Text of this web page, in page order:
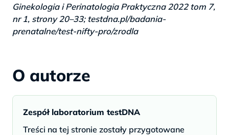
Ginekologia i Perinatologia Praktyczna 2022 tom 7,
nr 1, strony 20–33; testdna.pl/badania-
prenatalne/test-nifty-pro/zrodla
O autorze
Zespół laboratorium testDNA
Treści na tej stronie zostały przygotowane